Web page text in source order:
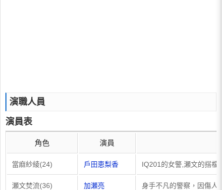
演職人員
演員表
角色 演員
當麻紗綾(24) 戶田恵梨香 IQ201的女警,瀬文的搭檔
瀬文焚流(36) 加瀬亮 身手不凡的警察，因傷人